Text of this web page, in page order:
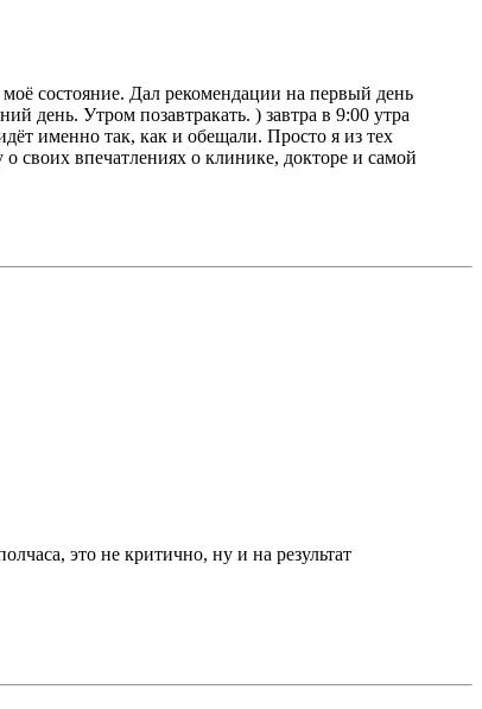
состояние. Дал рекомендации на первый день
день. Утром позавтракать. ) завтра в 9:00 утра
именно так, как и обещали. Просто я из тех
своих впечатлениях о клинике, докторе и самой
это не критично, ну и на результат